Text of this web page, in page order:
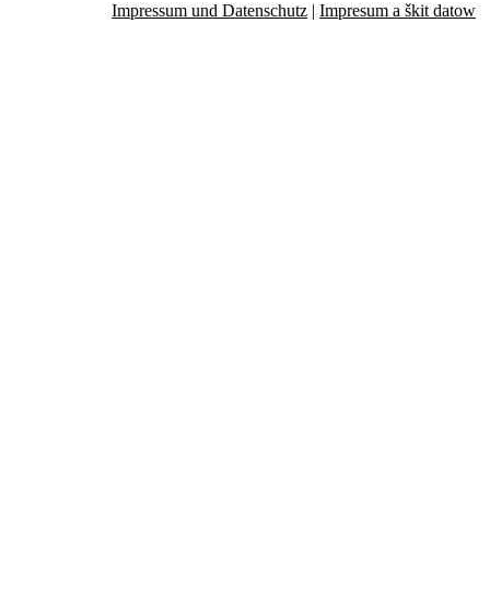
Impressum und Datenschutz Impresum a škit datow